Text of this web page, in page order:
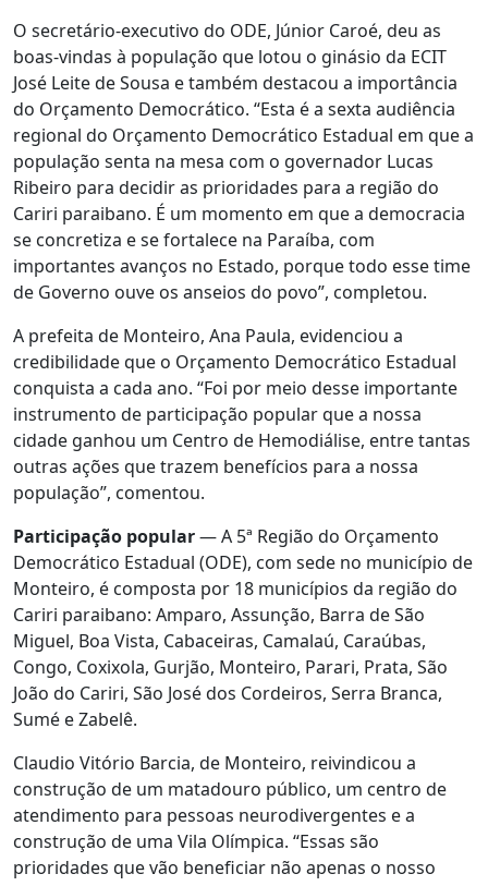
O secretário-executivo do ODE, Júnior Caroé, deu as
boas-vindas à população que lotou o ginásio da ECIT
José Leite de Sousa e também destacou a importância
do Orçamento Democrático. “Esta é a sexta audiência
regional do Orçamento Democrático Estadual em que a
população senta na mesa com o governador Lucas
Ribeiro para decidir as prioridades para a região do
Cariri paraibano. É um momento em que a democracia
se concretiza e se fortalece na Paraíba, com
importantes avanços no Estado, porque todo esse time
de Governo ouve os anseios do povo”, completou.
A prefeita de Monteiro, Ana Paula, evidenciou a
credibilidade que o Orçamento Democrático Estadual
conquista a cada ano. “Foi por meio desse importante
instrumento de participação popular que a nossa
cidade ganhou um Centro de Hemodiálise, entre tantas
outras ações que trazem benefícios para a nossa
população”, comentou.
Participação popular— A 5ª Região do Orçamento
Democrático Estadual (ODE), com sede no município de
Monteiro, é composta por 18 municípios da região do
Cariri paraibano: Amparo, Assunção, Barra de São
Miguel, Boa Vista, Cabaceiras, Camalaú, Caraúbas,
Congo, Coxixola, Gurjão, Monteiro, Parari, Prata, São
João do Cariri, São José dos Cordeiros, Serra Branca,
Sumé e Zabelê.
Claudio Vitório Barcia, de Monteiro, reivindicou a
construção de um matadouro público, um centro de
atendimento para pessoas neurodivergentes e a
construção de uma Vila Olímpica. “Essas são
prioridades que vão beneficiar não apenas o nosso